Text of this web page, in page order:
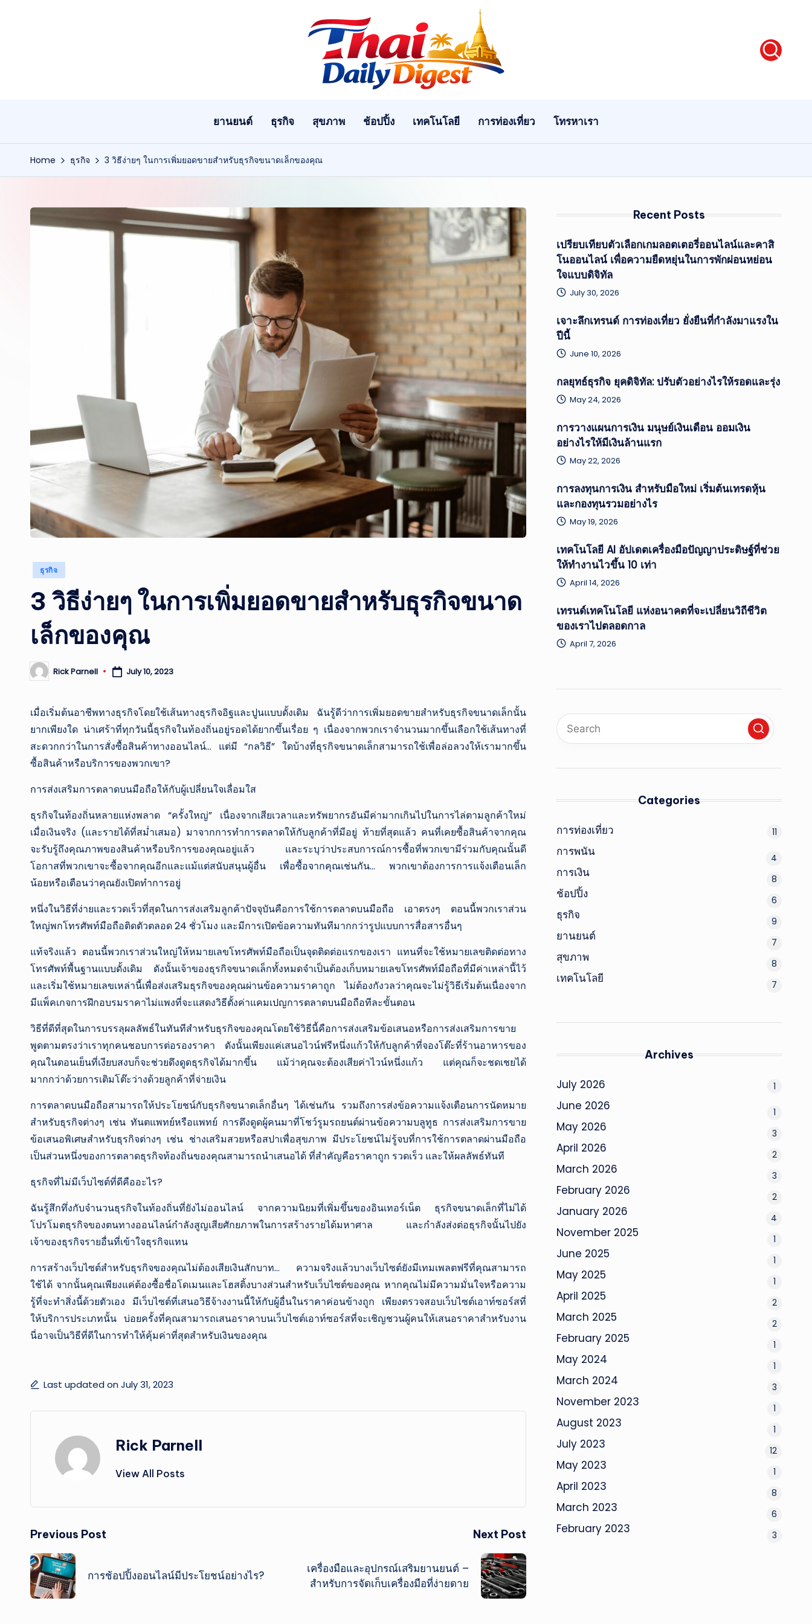
T
h
ai
D
Di
g
e
st
:
สรุ
ป
ข่
าว
แ
ละ
เห
ตุ
กา
ณ์
ไท
จำ
วั
ยานยนต์ ธุรกิจ สุขภาพ ช้อปปิ้ง เทคโนโลยี การท่องเที่ยว โทรหาเรา
Home ธุรกิจ 3 วิธีง่ายๆ ในการเพิ่มยอดขายสำหรับธุรกิจขนาดเล็กของคุณ
Posted
ธุรกิจ
3 วิธีง่ายๆ ในการเพิ่มยอดขายสำหรับธุรกิจขนาด
เล็กของคุณ
Posted
by
Rick Parnell July 10, 2023
เมื่อเริ่มต้นอาชีพทางธุรกิจโดยใช้เส้นทางธุรกิจอิฐและปูนแบบดั้งเดิม ฉันรู้ดีว่าการเพิ่มยอดขายสำหรับธุรกิจขนาดเล็กนั้น
ยากเพียงใด น่าเศร้าที่ทุกวันนี้ธุรกิจในท้องถิ่นอยู่รอดได้ยากขึ้นเรื่อย ๆ เนื่องจากพวกเราจำนวนมากขึ้นเลือกใช้เส้นทางที่
สะดวกกว่าในการสั่งซื้อสินค้าทางออนไลน์… แต่มี “กลวิธี” ใดบ้างที่ธุรกิจขนาดเล็กสามารถใช้เพื่อล่อลวงให้เรามากขึ้น
ซื้อสินค้าหรือบริการของพวกเขา?
การส่งเสริมการตลาดบนมือถือให้กับผู้เปลี่ยนใจเลื่อมใส
ธุรกิจในท้องถิ่นหลายแห่งพลาด “ครั้งใหญ่” เนื่องจากเสียเวลาและทรัพยากรอันมีค่ามากเกินไปในการไล่ตามลูกค้าใหม่
เมื่อเงินจริง (และรายได้ที่สม่ำเสมอ) มาจากการทำการตลาดให้กับลูกค้าที่มีอยู่ ท้ายที่สุดแล้ว คนที่เคยซื้อสินค้าจากคุณ
จะรับรู้ถึงคุณภาพของสินค้าหรือบริการของคุณอยู่แล้ว และระบุว่าประสบการณ์การซื้อที่พวกเขามีร่วมกับคุณนั้นดี
โอกาสที่พวกเขาจะซื้อจากคุณอีกและแม้แต่สนับสนุนผู้อื่น เพื่อซื้อจากคุณเช่นกัน… พวกเขาต้องการการแจ้งเตือนเล็ก
น้อยหรือเตือนว่าคุณยังเปิดทำการอยู่
หนึ่งในวิธีที่ง่ายและรวดเร็วที่สุดในการส่งเสริมลูกค้าปัจจุบันคือการใช้การตลาดบนมือถือ เอาตรงๆ ตอนนี้พวกเราส่วน
ใหญ่พกโทรศัพท์มือถือติดตัวตลอด 24 ชั่วโมง และมีการเปิดข้อความทันทีมากกว่ารูปแบบการสื่อสารอื่นๆ
แท้จริงแล้ว ตอนนี้พวกเราส่วนใหญ่ให้หมายเลขโทรศัพท์มือถือเป็นจุดติดต่อแรกของเรา แทนที่จะใช้หมายเลขติดต่อทาง
โทรศัพท์พื้นฐานแบบดั้งเดิม ดังนั้นเจ้าของธุรกิจขนาดเล็กทั้งหมดจำเป็นต้องเก็บหมายเลขโทรศัพท์มือถือที่มีค่าเหล่านี้ไว้
และเริ่มใช้หมายเลขเหล่านี้เพื่อส่งเสริมธุรกิจของคุณผ่านข้อความราคาถูก ไม่ต้องกังวลว่าคุณจะไม่รู้วิธีเริ่มต้นเนื่องจาก
มีแพ็คเกจการฝึกอบรมราคาไม่แพงที่จะแสดงวิธีตั้งค่าแคมเปญการตลาดบนมือถือทีละขั้นตอน
วิธีที่ดีที่สุดในการบรรลุผลลัพธ์ในทันทีสำหรับธุรกิจของคุณโดยใช้วิธีนี้คือการส่งเสริมข้อเสนอหรือการส่งเสริมการขาย
พูดตามตรงว่าเราทุกคนชอบการต่อรองราคา ดังนั้นเพียงแค่เสนอไวน์ฟรีหนึ่งแก้วให้กับลูกค้าที่จองโต๊ะที่ร้านอาหารของ
คุณในตอนเย็นที่เงียบสงบก็จะช่วยดึงดูดธุรกิจได้มากขึ้น แม้ว่าคุณจะต้องเสียค่าไวน์หนึ่งแก้ว แต่คุณก็จะชดเชยได้
มากกว่าด้วยการเติมโต๊ะว่างด้วยลูกค้าที่จ่ายเงิน
การตลาดบนมือถือสามารถให้ประโยชน์กับธุรกิจขนาดเล็กอื่นๆ ได้เช่นกัน รวมถึงการส่งข้อความแจ้งเตือนการนัดหมาย
สำหรับธุรกิจต่างๆ เช่น ทันตแพทย์หรือแพทย์ การดึงดูดผู้คนมาที่โชว์รูมรถยนต์ผ่านข้อความบลูทูธ การส่งเสริมการขาย
ข้อเสนอพิเศษสำหรับธุรกิจต่างๆ เช่น ช่างเสริมสวยหรือสปาเพื่อสุขภาพ มีประโยชน์ไม่รู้จบที่การใช้การตลาดผ่านมือถือ
เป็นส่วนหนึ่งของการตลาดธุรกิจท้องถิ่นของคุณสามารถนำเสนอได้ ที่สำคัญคือราคาถูก รวดเร็ว และให้ผลลัพธ์ทันที
ธุรกิจที่ไม่มีเว็บไซต์ที่ดีคืออะไร?
ฉันรู้สึกทึ่งกับจำนวนธุรกิจในท้องถิ่นที่ยังไม่ออนไลน์ จากความนิยมที่เพิ่มขึ้นของอินเทอร์เน็ต ธุรกิจขนาดเล็กที่ไม่ได้
โปรโมตธุรกิจของตนทางออนไลน์กำลังสูญเสียศักยภาพในการสร้างรายได้มหาศาล และกำลังส่งต่อธุรกิจนั้นไปยัง
เจ้าของธุรกิจรายอื่นที่เข้าใจธุรกิจแทน
การสร้างเว็บไซต์สำหรับธุรกิจของคุณไม่ต้องเสียเงินสักบาท… ความจริงแล้วบางเว็บไซต์ยังมีเทมเพลตฟรีที่คุณสามารถ
ใช้ได้ จากนั้นคุณเพียงแค่ต้องซื้อชื่อโดเมนและโฮสติ้งบางส่วนสำหรับเว็บไซต์ของคุณ หากคุณไม่มีความมั่นใจหรือความ
รู้ที่จะทำสิ่งนี้ด้วยตัวเอง มีเว็บไซต์ที่เสนอวิธีจ้างงานนี้ให้กับผู้อื่นในราคาค่อนข้างถูก เพียงตรวจสอบเว็บไซต์เอาท์ซอร์สที่
ให้บริการประเภทนั้น บ่อยครั้งที่คุณสามารถเสนอราคาบนเว็บไซต์เอาท์ซอร์สที่จะเชิญชวนผู้คนให้เสนอราคาสำหรับงาน
นี่อาจเป็นวิธีที่ดีในการทำให้คุ้มค่าที่สุดสำหรับเงินของคุณ
Last updated on July 31, 2023
Rick Parnell
View All Posts
Post
navigation
Previous Post
การช้อปปิ้งออนไลน์มีประโยชน์อย่างไร?
Next Post
เครื่องมือและอุปกรณ์เสริมยานยนต์ –
สำหรับการจัดเก็บเครื่องมือที่ง่ายดาย
Recent Posts
เปรียบเทียบตัวเลือกเกมลอตเตอรี่ออนไลน์และคาสิ
โนออนไลน์ เพื่อความยืดหยุ่นในการพักผ่อนหย่อน
ใจแบบดิจิทัล
July 30, 2026
เจาะลึกเทรนด์ การท่องเที่ยว ยั่งยืนที่กำลังมาแรงใน
ปีนี้
June 10, 2026
กลยุทธ์ธุรกิจ ยุคดิจิทัล: ปรับตัวอย่างไรให้รอดและรุ่ง
May 24, 2026
การวางแผนการเงิน มนุษย์เงินเดือน ออมเงิน
อย่างไรให้มีเงินล้านแรก
May 22, 2026
การลงทุนการเงิน สำหรับมือใหม่ เริ่มต้นเทรดหุ้น
และกองทุนรวมอย่างไร
May 19, 2026
เทคโนโลยี AI อัปเดตเครื่องมือปัญญาประดิษฐ์ที่ช่วย
ให้ทำงานไวขึ้น 10 เท่า
April 14, 2026
เทรนด์เทคโนโลยี แห่งอนาคตที่จะเปลี่ยนวิถีชีวิต
ของเราไปตลอดกาล
April 7, 2026
Categories
การท่องเที่ยว 11
การพนัน 4
การเงิน 8
ช้อปปิ้ง 6
ธุรกิจ 9
ยานยนต์ 7
สุขภาพ 8
เทคโนโลยี 7
Archives
July 2026 1
June 2026 1
May 2026 3
April 2026 2
March 2026 3
February 2026 2
January 2026 4
November 2025 1
June 2025 1
May 2025 1
April 2025 2
March 2025 2
February 2025 1
May 2024 1
March 2024 3
November 2023 1
August 2023 1
July 2023 12
May 2023 1
April 2023 8
March 2023 6
February 2023 3